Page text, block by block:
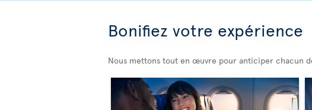
Bonifiez votre expérience
Nous mettons tout en œuvre pour anticiper chacun